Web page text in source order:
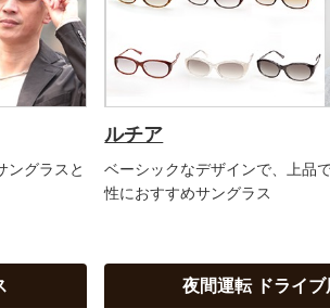
ングラスと
ルチア
ベーシックなデザインで、上品
性におすすめサングラス
夜間運転 ドライブ